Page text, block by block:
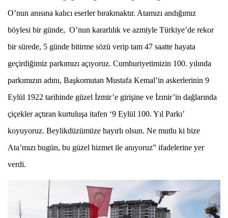
O’nun anısına kalıcı eserler bırakmaktır. Atamızı andığımız
böylesi bir günde, O’nun kararlılık ve azmiyle Türkiye’de rekor
bir sürede, 5 günde bitirme sözü verip tam 47 saatte hayata
geçirdiğimiz parkımızı açıyoruz. Cumhuriyetimizin 100. yılında
parkımızın adını, Başkomutan Mustafa Kemal’in askerlerinin 9
Eylül 1922 tarihinde güzel İzmir’e girişine ve İzmir’in dağlarında
çiçekler açtıran kurtuluşa itafen ‘9 Eylül 100. Yıl Parkı’
koyuyoruz. Beylikdüzümüze hayırlı olsun. Ne mutlu ki bize
Ata’mızı bugün, bu güzel hizmet ile anıyoruz” ifadelerine yer
verdi.